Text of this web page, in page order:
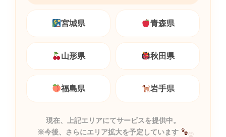
宮城県 青森県
山形県 秋田県
福島県 岩手県
現在、上記エリアにてサービスを提供中。
※今後、さらにエリア拡大を予定しています